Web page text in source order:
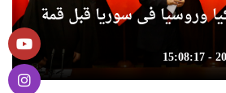
وروسيا فى سوريا قبل قمة